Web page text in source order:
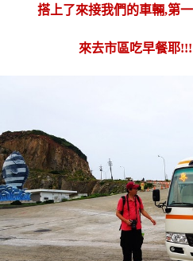
搭上了來接我們的車輛,第
來去市區吃早餐耶